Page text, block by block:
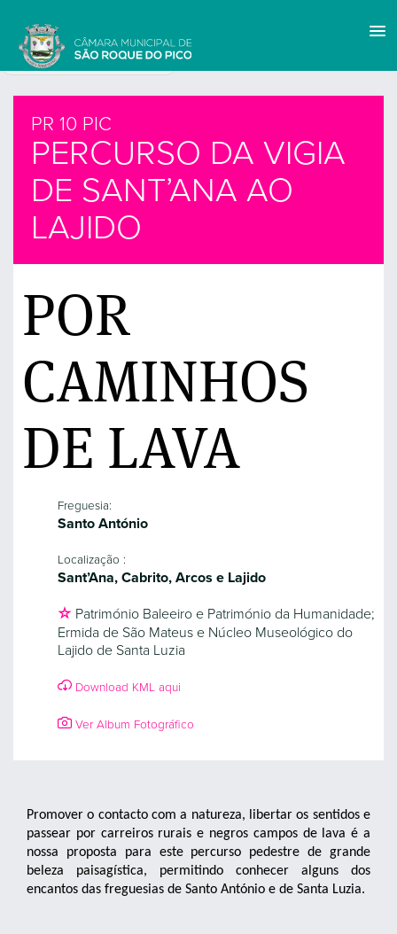
PR 10 PIC
PERCURSO DA VIGIA
DE SANT’ANA AO
LAJIDO
POR
CAMINHOS
DE LAVA
Freguesia:
Santo António
Localização :
Sant’Ana, Cabrito, Arcos e Lajido
Património Baleeiro e Património da Humanidade;
Ermida de São Mateus e Núcleo Museológico do
Lajido de Santa Luzia
Download KML aqui
Ver Album Fotográfico
Promover o contacto com a natureza, libertar os sentidos e
passear por carreiros rurais e negros campos de lava é a
nossa proposta para este percurso pedestre de grande
beleza paisagística, permitindo conhecer alguns dos
encantos das freguesias de Santo António e de Santa Luzia.